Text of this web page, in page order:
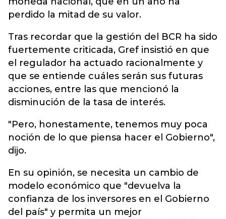
perdido la mitad de su valor.
Tras recordar que la gestión del BCR ha sido
fuertemente criticada, Gref insistió en que
el regulador ha actuado racionalmente y
que se entiende cuáles serán sus futuras
acciones, entre las que mencionó la
disminución de la tasa de interés.
"Pero, honestamente, tenemos muy poca
noción de lo que piensa hacer el Gobierno",
dijo.
En su opinión, se necesita un cambio de
modelo económico que "devuelva la
confianza de los inversores en el Gobierno
del país" y permita un mejor